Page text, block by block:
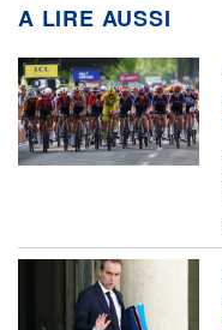
A LIRE AUSSI